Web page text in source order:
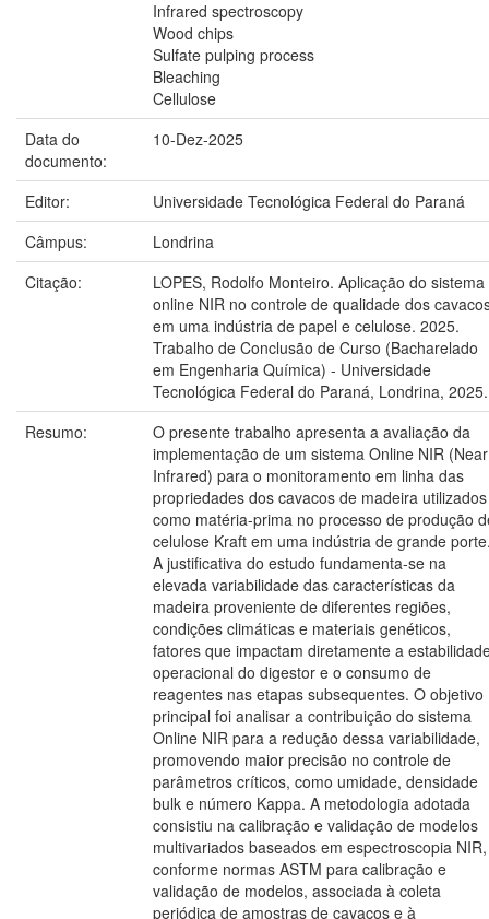
Infrared spectroscopy
Wood chips
Sulfate pulping process
Bleaching
Cellulose
Data do
documento:
10-Dez-2025
Editor:
Universidade Tecnológica Federal do Paraná
Câmpus:
Londrina
Citação:
LOPES, Rodolfo Monteiro. Aplicação do sistema
online NIR no controle de qualidade dos
em uma indústria de papel e celulose. 2025.
Trabalho de Conclusão de Curso (Bacharelado
em Engenharia Química) - Universidade
Tecnológica Federal do Paraná, Londrina, 2025.
Resumo:
O presente trabalho apresenta a avaliação da
implementação de um sistema Online NIR (Near
Infrared) para o monitoramento em linha das
propriedades dos cavacos de madeira utilizados
como matéria-prima no processo de produção
celulose Kraft em uma indústria de grande
A justificativa do estudo fundamenta-se na
elevada variabilidade das características da
madeira proveniente de diferentes regiões,
condições climáticas e materiais genéticos,
fatores que impactam diretamente a
operacional do digestor e o consumo de
reagentes nas etapas subsequentes. O objetivo
principal foi analisar a contribuição do sistema
Online NIR para a redução dessa variabilidade,
promovendo maior precisão no controle de
parâmetros críticos, como umidade, densidade
bulk e número Kappa. A metodologia adotada
consistiu na calibração e validação de modelos
multivariados baseados em espectroscopia NIR,
conforme normas ASTM para calibração e
validação de modelos, associada à coleta
periódica de amostras de cavacos e à